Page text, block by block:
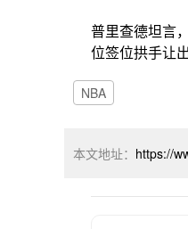
普里查德坦言
位签位拱手让出
NBA
本文地址： https://